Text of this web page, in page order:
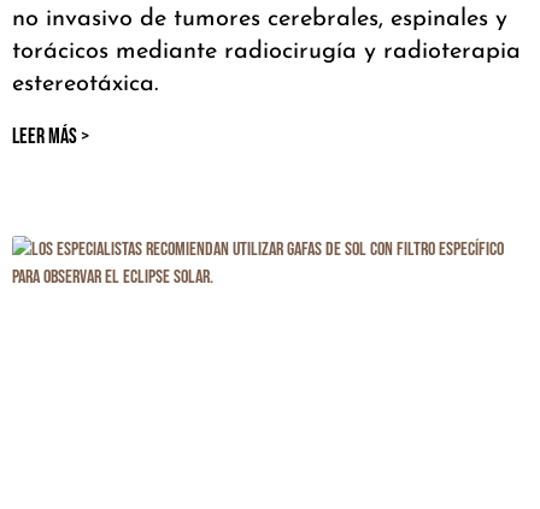
no invasivo de tumores cerebrales, espinales y
torácicos mediante radiocirugía y radioterapia
estereotáxica.
LEER MÁS >